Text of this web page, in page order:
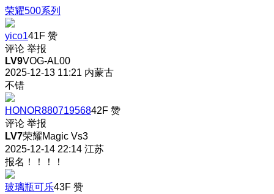
荣耀500系列
yico141F 赞
评论 举报
LV9VOG-AL00
2025-12-13 11:21 内蒙古
不错
HONOR88071956842F 赞
评论 举报
LV7荣耀Magic Vs3
2025-12-14 22:14 江苏
报名！！！！
玻璃瓶可乐43F 赞